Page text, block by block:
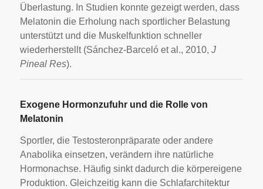
Überlastung. In Studien konnte gezeigt werden, dass
Melatonin die Erholung nach sportlicher Belastung
unterstützt und die Muskelfunktion schneller
wiederherstellt (Sánchez-Barceló et al., 2010, J
Pineal Res).
Exogene Hormonzufuhr und die Rolle von
Melatonin
Sportler, die Testosteronpräparate oder andere
Anabolika einsetzen, verändern ihre natürliche
Hormonachse. Häufig sinkt dadurch die körpereigene
Produktion. Gleichzeitig kann die Schlafarchitektur